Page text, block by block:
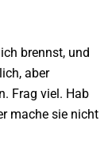
brennst, und
aber
Frag viel. Hab
mache sie nicht